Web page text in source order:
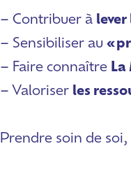
– Contribuer à lever
– Sensibiliser au «
– Faire connaître
– Valoriser les
Prendre soin de